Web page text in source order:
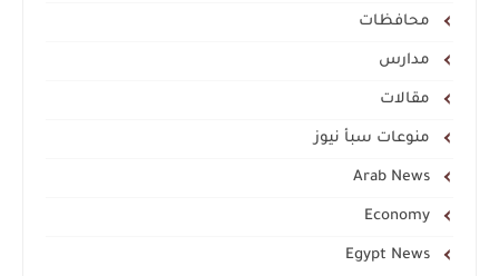
محافظات
مدارس
مقالات
منوعات سبأ نيوز
Arab News
Economy
Egypt News